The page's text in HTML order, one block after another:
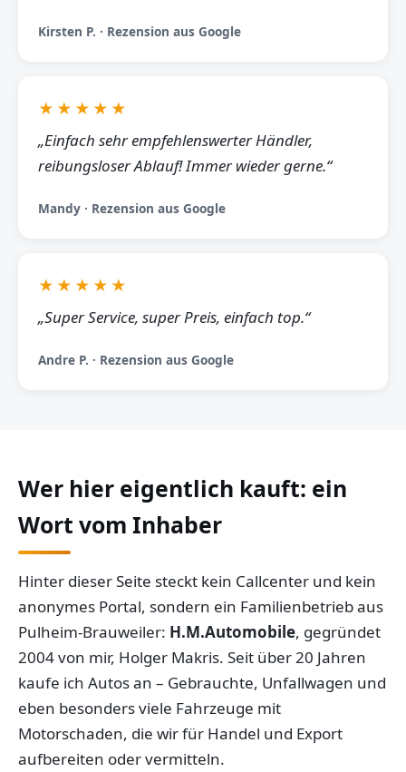
Kirsten P. · Rezension aus Google
★★★★★
„Einfach sehr empfehlenswerter Händler,
reibungsloser Ablauf! Immer wieder gerne.“
Mandy · Rezension aus Google
★★★★★
„Super Service, super Preis, einfach top.“
Andre P. · Rezension aus Google
Wer hier eigentlich kauft: ein
Wort vom Inhaber
Hinter dieser Seite steckt kein Callcenter und kein
anonymes Portal, sondern ein Familienbetrieb aus
Pulheim-Brauweiler: H.M.Automobile, gegründet
2004 von mir, Holger Makris. Seit über 20 Jahren
kaufe ich Autos an – Gebrauchte, Unfallwagen und
eben besonders viele Fahrzeuge mit
Motorschaden, die wir für Handel und Export
aufbereiten oder vermitteln.